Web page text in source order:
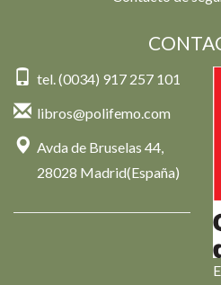
tel. (0034) 917 257 101
libros@polifemo.com
Avda de Bruselas 44,
28028 Madrid(España)